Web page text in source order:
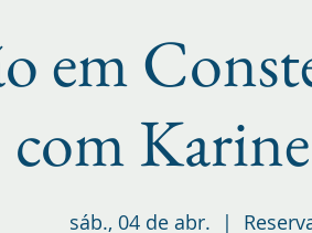
em
com
sáb., 04 de abr.
  |